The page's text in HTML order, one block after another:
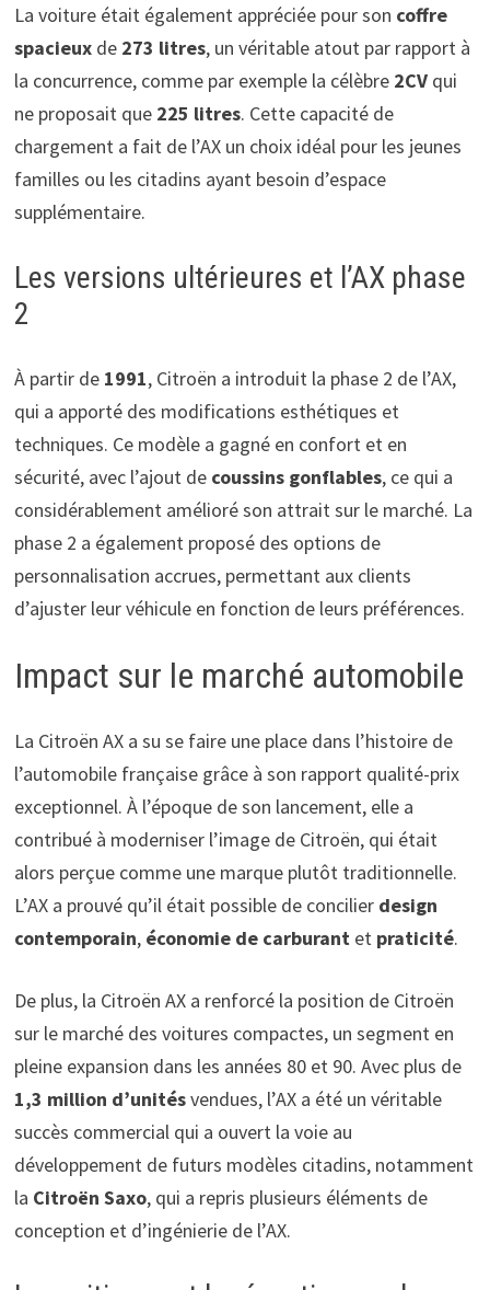
La voiture était également appréciée pour son coffre
spacieuxde 273 litres, un véritable atout par rapport à
la concurrence, comme par exemple la célèbre 2CVqui
ne proposait que 225 litres. Cette capacité de
chargement a fait de l’AX un choix idéal pour les jeunes
familles ou les citadins ayant besoin d’espace
supplémentaire.
Les versions ultérieures et l’AX phase
2
À partir de 1991, Citroën a introduit la phase 2 de l’AX,
qui a apporté des modifications esthétiques et
techniques. Ce modèle a gagné en confort et en
sécurité, avec l’ajout de coussins gonflables, ce qui a
considérablement amélioré son attrait sur le marché. La
phase 2 a également proposé des options de
personnalisation accrues, permettant aux clients
d’ajuster leur véhicule en fonction de leurs préférences.
Impact sur le marché automobile
La Citroën AX a su se faire une place dans l’histoire de
l’automobile française grâce à son rapport qualité-prix
exceptionnel. À l’époque de son lancement, elle a
contribué à moderniser l’image de Citroën, qui était
alors perçue comme une marque plutôt traditionnelle.
L’AX a prouvé qu’il était possible de concilier design
contemporain, économie de carburantet praticité.
De plus, la Citroën AX a renforcé la position de Citroën
sur le marché des voitures compactes, un segment en
pleine expansion dans les années 80 et 90. Avec plus de
1,3 million d’unitésvendues, l’AX a été un véritable
succès commercial qui a ouvert la voie au
développement de futurs modèles citadins, notamment
la Citroën Saxo, qui a repris plusieurs éléments de
conception et d’ingénierie de l’AX.